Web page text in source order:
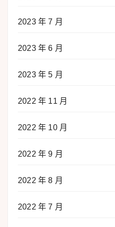
2023 年 7 月
2023 年 6 月
2023 年 5 月
2022 年 11 月
2022 年 10 月
2022 年 9 月
2022 年 8 月
2022 年 7 月